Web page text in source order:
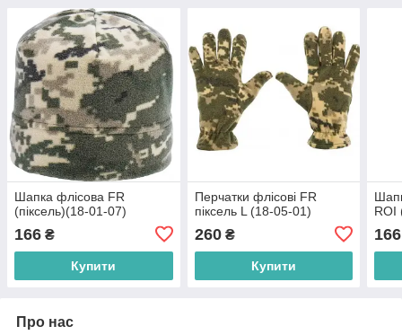
Шапка флісова FR
(піксель)(18-01-07)
166 ₴
Купити
Перчатки флісові FR
піксель L (18-05-01)
260₴
Купити
ROI
166
Про нас